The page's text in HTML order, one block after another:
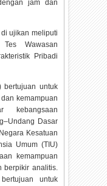
jam dan
ujikan meliputi
Wawasan
Pribadi
bertujuan untuk
kemampuan
kebangsaan
Dasar
Kesatuan
Umum (TIU)
kemampuan
berpikir analitis.
untuk